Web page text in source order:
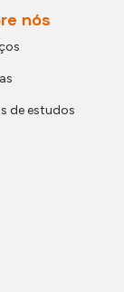
nós
de estudos